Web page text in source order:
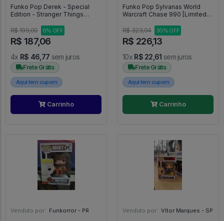
Funko Pop Derek - Special
Edition - Stranger Things
R$ 199,00
6% OFF
R$ 187,06
4x R$ 46,77 sem juros
Frete Grátis
Aqui tem cupom
Carrinho
Funko Pop Sylvanas World
Warcraft Chase 990 [Limited
R$ 323,04
30% OFF
R$ 226,13
10x R$ 22,61 sem juros
Frete Grátis
Aqui tem cupom
Carrinho
Vendido por: Funkorror - PR Vendido por: Vítor Marques - SP